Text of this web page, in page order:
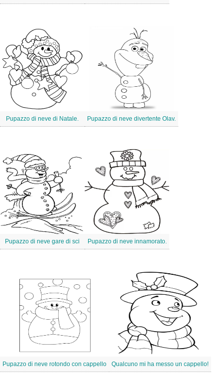
Pupazzo di neve di Natale. Pupazzo di neve divertente Olav.
Pupazzo di neve gare di sci Pupazzo di neve innamorato.
Pupazzo di neve rotondo con cappello Qualcuno mi ha messo un cappello!